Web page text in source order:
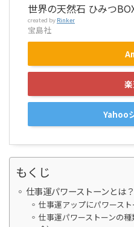
世界の天然石 ひみつ
created by Rinker
宝島社
Yahoo
もくじ
仕事運パワーストーンとは
仕事運アップにパワース
仕事運パワーストーンの